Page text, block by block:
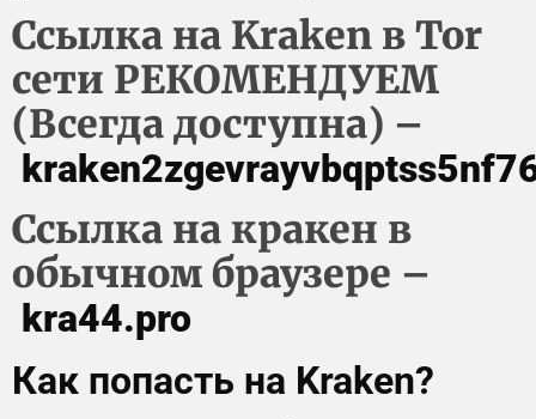
Ссылка на Kraken в Tor
сети РЕКОМЕНДУЕМ
(Всегда доступна) –
Ссылка на кракен в
обычном браузере –
kra44.pro
Как попасть на Kraken?